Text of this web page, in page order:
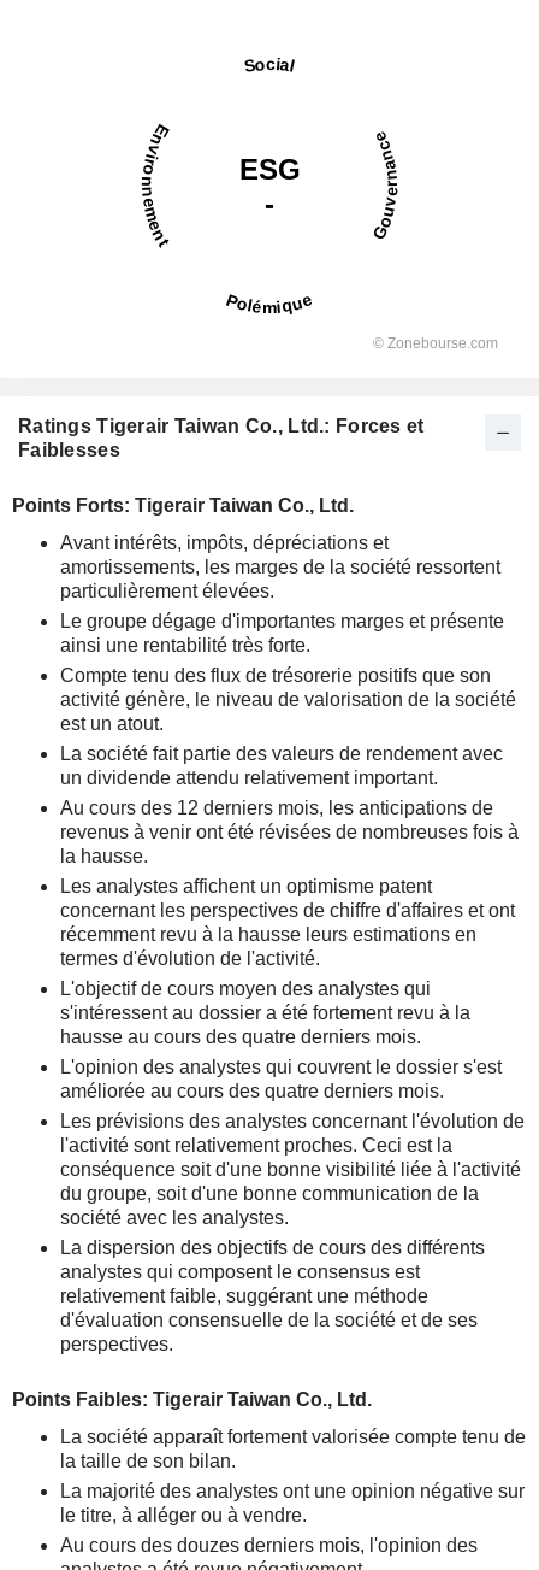
Ratings Tigerair Taiwan Co., Ltd.: Forces et
Faiblesses
Points Forts: Tigerair Taiwan Co., Ltd.
Avant intérêts, impôts, dépréciations et
amortissements, les marges de la société ressortent
particulièrement élevées.
Le groupe dégage d'importantes marges et présente
ainsi une rentabilité très forte.
Compte tenu des flux de trésorerie positifs que son
activité génère, le niveau de valorisation de la société
est un atout.
La société fait partie des valeurs de rendement avec
un dividende attendu relativement important.
Au cours des 12 derniers mois, les anticipations de
revenus à venir ont été révisées de nombreuses fois à
la hausse.
Les analystes affichent un optimisme patent
concernant les perspectives de chiffre d'affaires et ont
récemment revu à la hausse leurs estimations en
termes d'évolution de l'activité.
L'objectif de cours moyen des analystes qui
s'intéressent au dossier a été fortement revu à la
hausse au cours des quatre derniers mois.
L'opinion des analystes qui couvrent le dossier s'est
améliorée au cours des quatre derniers mois.
Les prévisions des analystes concernant l'évolution de
l'activité sont relativement proches. Ceci est la
conséquence soit d'une bonne visibilité liée à l'activité
du groupe, soit d'une bonne communication de la
société avec les analystes.
La dispersion des objectifs de cours des différents
analystes qui composent le consensus est
relativement faible, suggérant une méthode
d'évaluation consensuelle de la société et de ses
perspectives.
Points Faibles: Tigerair Taiwan Co., Ltd.
La société apparaît fortement valorisée compte tenu de
la taille de son bilan.
La majorité des analystes ont une opinion négative sur
le titre, à alléger ou à vendre.
Au cours des douzes derniers mois, l'opinion des